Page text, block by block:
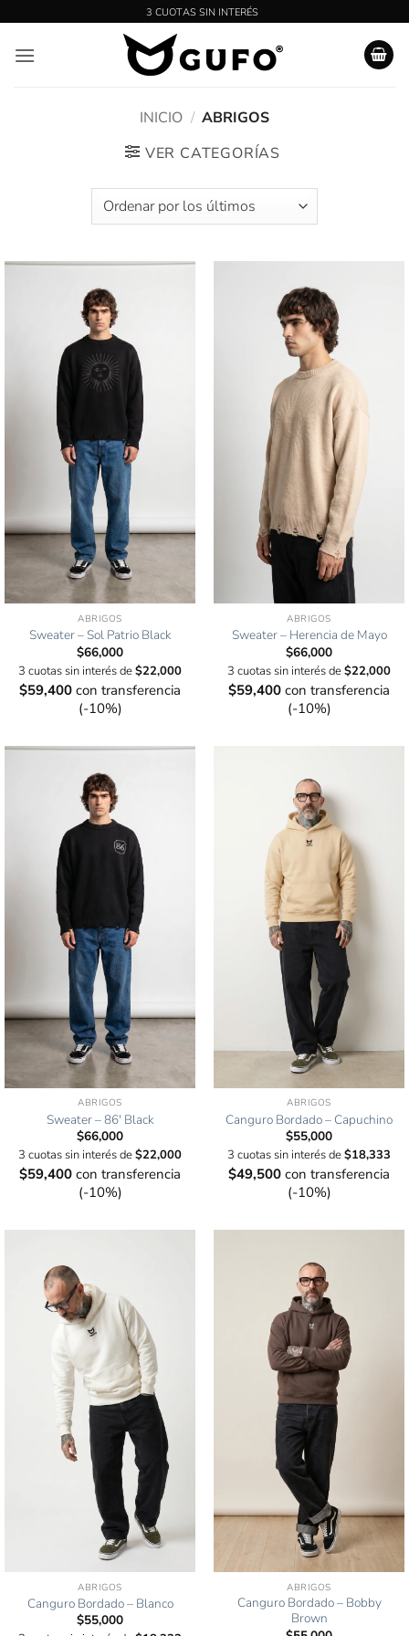
contenido
INICIO / ABRIGOS
VER CATEGORÍAS
ABRIGOS
Sweater – Sol Patrio Black
$66,000
3 cuotas sin interés de$22,000
$59,400 con transferencia
(-10%)
ABRIGOS
Sweater – Herencia de Mayo
$66,000
3 cuotas sin interés de$22,000
$59,400 con transferencia
(-10%)
ABRIGOS
Sweater – 86′ Black
$66,000
3 cuotas sin interés de$22,000
$59,400 con transferencia
(-10%)
ABRIGOS
Canguro Bordado – Capuchino
$55,000
3 cuotas sin interés de$18,333
$49,500 con transferencia
(-10%)
ABRIGOS
Canguro Bordado – Blanco
$55,000
ABRIGOS
Canguro Bordado – Bobby
Brown